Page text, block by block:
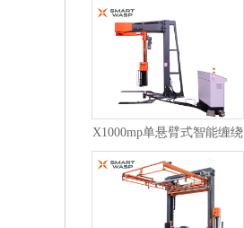
X1000mp单悬臂式智能缠绕
机